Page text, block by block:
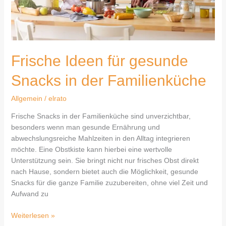
Frische Ideen für gesunde
Snacks in der Familienküche
Allgemein / elrato
Frische Snacks in der Familienküche sind unverzichtbar,
besonders wenn man gesunde Ernährung und
abwechslungsreiche Mahlzeiten in den Alltag integrieren
möchte. Eine Obstkiste kann hierbei eine wertvolle
Unterstützung sein. Sie bringt nicht nur frisches Obst direkt
nach Hause, sondern bietet auch die Möglichkeit, gesunde
Snacks für die ganze Familie zuzubereiten, ohne viel Zeit und
Aufwand zu
Weiterlesen »